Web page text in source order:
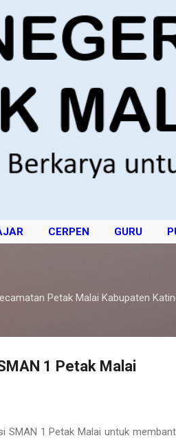
CERPEN GURU
ke konten utama
Petak Malai Kabupaten
1 Petak Malai
SMAN 1 Petak Malai untuk